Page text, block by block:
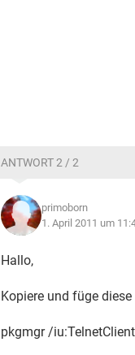
ANTWORT 2 / 2
primoborn
1. April 2011 um
Hallo,
Kopiere und füge
pkgmgr /